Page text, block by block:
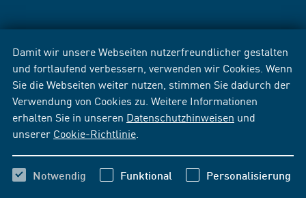
Damit wir unsere Webseiten nutzerfreundlicher gestalten
und fortlaufend verbessern, verwenden wir Cookies. Wenn
Sie die Webseiten weiter nutzen, stimmen Sie dadurch der
Verwendung von Cookies zu. Weitere Informationen
erhalten Sie in unseren Datenschutzhinweisen und
unserer Cookie-Richtlinie
Notwendig Funktional Personalisierung